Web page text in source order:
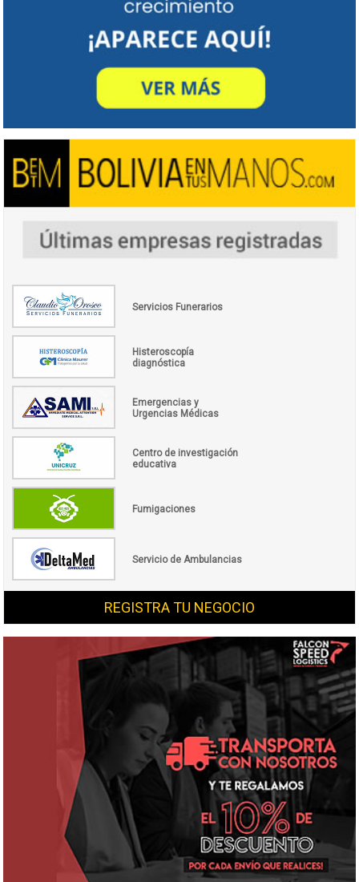
Servicios Funerarios
Histeroscopía
diagnóstica
Emergencias y
Urgencias Médicas
Centro de investigación
educativa
Fumigaciones
Servicio de Ambulancias
REGISTRA TU NEGOCIO